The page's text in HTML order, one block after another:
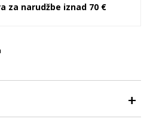
za narudžbe iznad 70 €